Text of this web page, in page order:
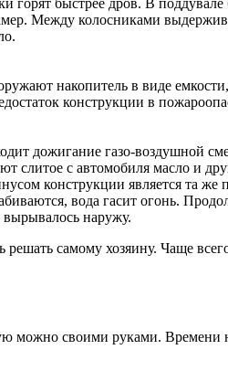
быстрее дров. В поддувале
Между колосниками
накопитель в виде емкости,
конструкции в
дожигание газо-воздушной
слитое с автомобиля масло и
конструкции является та же
вода гасит огонь.
наружу.
самому хозяину. Чаще
можно своими руками. Времени